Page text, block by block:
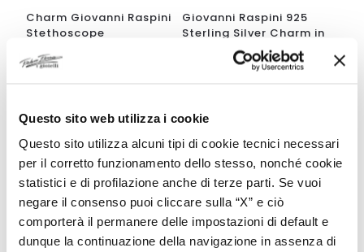
Questo sito web utilizza i cookie
Questo sito utilizza alcuni tipi di cookie tecnici necessari
per il corretto funzionamento dello stesso, nonché cookie
statistici e di profilazione anche di terze parti. Se vuoi
negare il consenso puoi cliccare sulla “X” e ciò
comporterà il permanere delle impostazioni di default e
dunque la continuazione della navigazione in assenza di
Charm Giovanni Raspini
Stethoscope
Giovanni Raspini 925
Sterling Silver Charm in
the Shape of a Coffee
Cup with Saucer